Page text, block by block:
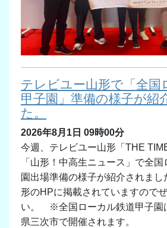
テレビユー山形で「全国
甲子園」準備の様子が紹
た。
2026年8月1日 09時00分
今週、テレビユー山形「THE
「山形！中高生ニュース」で全
園出場準備の様子が紹介されまし
形のHPに掲載されていますので
い。 ※全国ローカル鉄道甲子園
県三次市で開催されます。